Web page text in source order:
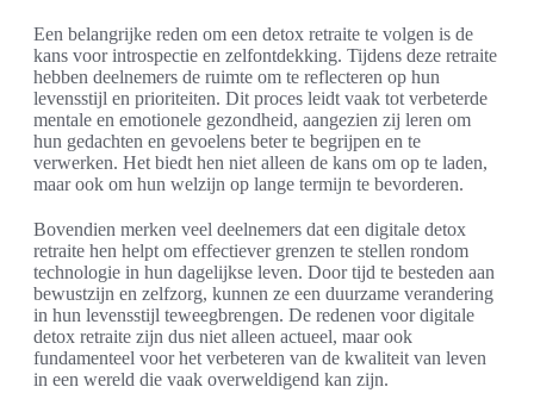
Een belangrijke reden om een detox retraite te volgen is de
kans voor introspectie en zelfontdekking. Tijdens deze retraite
hebben deelnemers de ruimte om te reflecteren op hun
levensstijl en prioriteiten. Dit proces leidt vaak tot verbeterde
mentale en emotionele gezondheid, aangezien zij leren om
hun gedachten en gevoelens beter te begrijpen en te
verwerken. Het biedt hen niet alleen de kans om op te laden,
maar ook om hun welzijn op lange termijn te bevorderen.
Bovendien merken veel deelnemers dat een digitale detox
retraite hen helpt om effectiever grenzen te stellen rondom
technologie in hun dagelijkse leven. Door tijd te besteden aan
bewustzijn en zelfzorg, kunnen ze een duurzame verandering
in hun levensstijl teweegbrengen. De redenen voor digitale
detox retraite zijn dus niet alleen actueel, maar ook
fundamenteel voor het verbeteren van de kwaliteit van leven
in een wereld die vaak overweldigend kan zijn.